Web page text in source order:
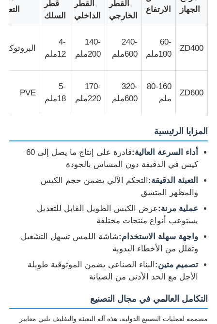
جولة في المعمل
ضبط الجودة
اتصل بنا
جميع القضايا
طلب اقتباس
خط إنتاج القمع
خط بثق الأسلاك
آلة تجديل الأسلاك
ماكينة تجديل اللف المزدوج
الجهاز
الارتفاع
القطر
الخارجي
القطر
الداخلي
قطر
السلك
ZD400
60-
100ملم
240-
600ملم
140-
200ملم
4-
12ملم
ZD600
80-160
ملم
320-
600ملم
170-
220ملم
5-
18ملم
PVE
المزايا الرئيسية
أداء السرعة العالية:
قادرة على إنتاج ما يصل إلى 60
كيس في الدقيقة دون المساس بالجودة
التعبئة الدقيقة: التحكم الآلي يضمن حجم الكيس
والمظهر المتسق
عملية مرنة:عرض الكيس الطويل القابل للتعديل
يستوعب أنواع منتجات مختلفة
واجهة سهلة الاستخدام:شاشة اللمس تسهل التشغيل
وتقلل من الأخطاء اليدوية
تصميم متين: البناء الصناعي يضمن الموثوقية طويلة
الأجل مع الحد الأدنى من الصيانة
التكامل العالمي في مجال التصنيع
مصممة لعمليات التصنيع الدولية، هذه آلة التعبئة والتغليف تلبي معايير